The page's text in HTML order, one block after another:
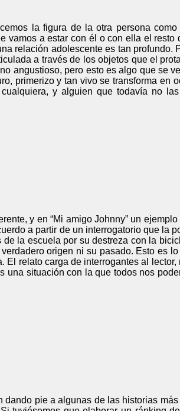
la figura de la otra persona
vamos a estar con él o con ella el resto
relación adolescente es tan profundo.
a través de los objetos que el
angustioso, pero esto es algo que se
primerizo y tan vivo se transforma en
y alguien que todavía no
y en “Mi amigo Johnny” un
a partir de un interrogatorio que la
la escuela por su destreza con la
origen ni su pasado. Esto es
relato carga de interrogantes al
situación con la que todos nos
pie a algunas de las historias